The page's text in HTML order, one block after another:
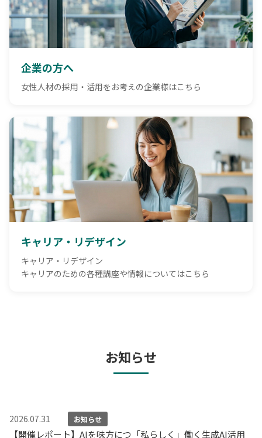
企業の方へ
女性人材の採用・活用をお考えの企業様はこちら
キャリア・リデザイン
キャリア・リデザイン
キャリアのための各種講座や情報についてはこちら
お知らせ
2026.07.31 お知らせ
【開催レポート】AIを味方につ「私らしく」働く生成AI活用